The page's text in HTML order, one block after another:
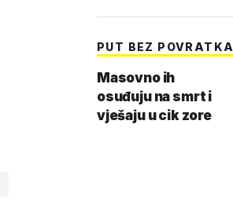
PUT BEZ POVRATKA
Masovno ih
osuđuju na smrt i
vješaju u cik zore